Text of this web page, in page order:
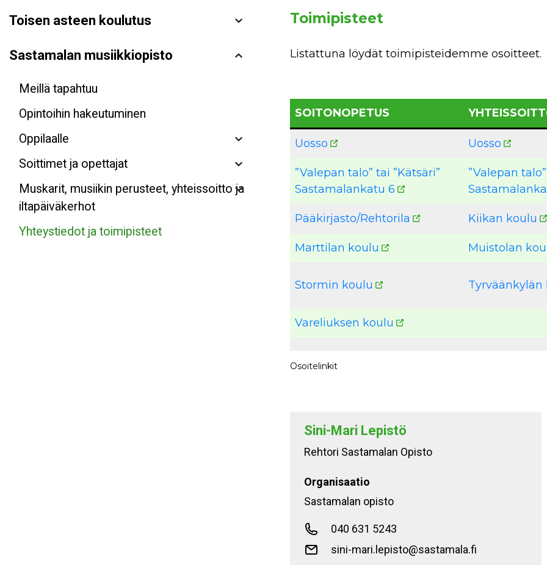
Toisen asteen koulutus
Sastamalan musiikkiopisto
Meillä tapahtuu
Opintoihin hakeutuminen
Oppilaalle
Soittimet ja opettajat
Muskarit, musiikin perusteet, yhteissoitto ja
iltapäiväkerhot
Yhteystiedot ja toimipisteet
Toimipisteet
Listattuna löydät toimipisteidemme osoitteet.
SOITONOPETUS
Uosso Uosso
”Valepan talo” tai ”Kätsäri”
Sastamalankatu 6
”Valepan
Pääkirjasto/Rehtorila Kiikan koulu
Marttilan koulu Muistolan
Stormin koulu Tyrväänkylän
Vareliuksen koulu
Osoitelinkit
Sini-Mari Lepistö
Rehtori Sastamalan Opisto
Organisaatio
Sastamalan opisto
040 631 5243
sini-mari.lepisto@sastamala.fi